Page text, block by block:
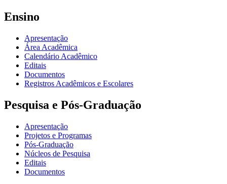
Ensino
Apresentação
Área Acadêmica
Calendário Acadêmico
Editais
Documentos
Registros Acadêmicos e Escolares
Pesquisa e Pós-Graduação
Apresentação
Projetos e Programas
Pós-Graduação
Núcleos de Pesquisa
Editais
Documentos